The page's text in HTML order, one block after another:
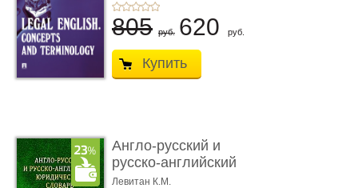
805 руб. 620 руб.
Купить
Англо-русский и
русско-английский
юридический ...
Левитан К.М.